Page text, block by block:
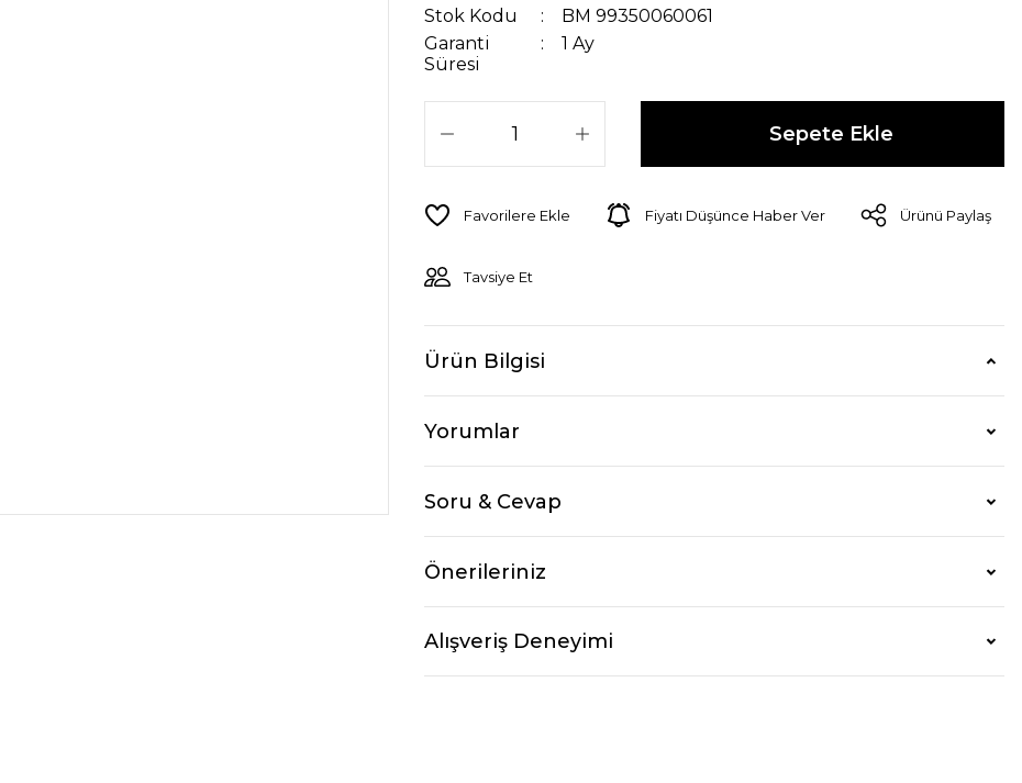
Stok Kodu
BM 99350060061
Garanti
Süresi
1 Ay
Sepete Ekle
Fiyatı Düşünce Haber Ver Ürünü Paylaş
Tavsiye Et
Ürün Bilgisi
Yorumlar
Soru & Cevap
Önerileriniz
Alışveriş Deneyimi